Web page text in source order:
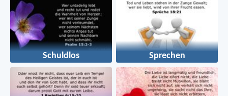
Schuldlos Sprechen